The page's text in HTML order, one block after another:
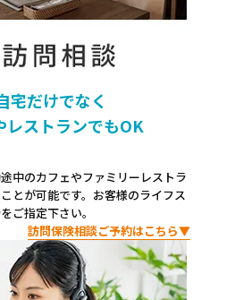
宅だけでなく
レストランでもOK
中のカフェやファミリーレストラ
とが可能です。お客様のライフス
ご指定下さい。
訪問保険相談ご予約はこちら▼